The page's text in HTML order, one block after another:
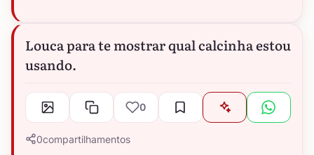
Louca para te mostrar qual calcinha estou
usando.
0
0compartilhamentos